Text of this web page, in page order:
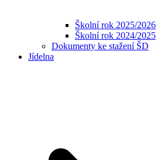
Školní rok 2025/2026
Školní rok 2024/2025
Dokumenty ke stažení ŠD
Jídelna